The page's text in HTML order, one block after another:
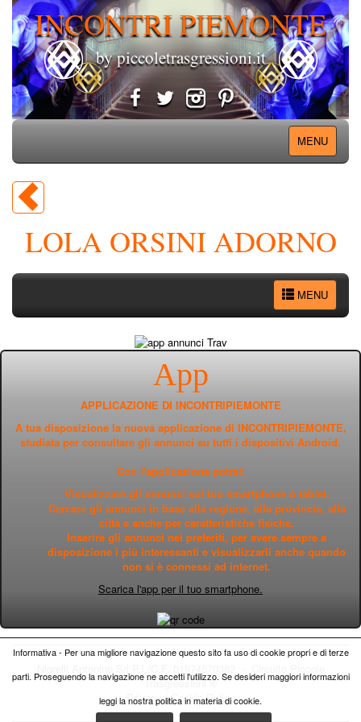
INCONTRI PIEMONTE
by piccoletrasgressioni.it
MENU
LOLA ORSINI ADORNO
MENU
App
APPLICAZIONE DI INCONTRIPIEMONTE
A tua disposizione la nuova applicazione di INCONTRIPIEMONTE,
studiata per consultare gli annunci su tutti i dispositivi Android.
Con l'applicazione potrai:
Visualizzare gli annunci sul tuo smartphone o tablet.
Cercare gli annunci in base alla regione, alla provincia, alla
città e anche per caratteristiche fisiche.
Inserire gli annunci nei preferiti, per avere sempre a
disposizione i più interessanti e visualizzarli anche quando
non si è connessi ad internet.
Scarica l'app per il tuo smartphone.
Trasgressioni ®
Privacy|Cookie Policy
Informativa - Per una migliore navigazione questo sito fa uso di cookie propri e di terze
parti. Proseguendo la navigazione ne accetti l'utilizzo. Se desideri maggiori informazioni
leggi la nostra politica in materia di cookie.